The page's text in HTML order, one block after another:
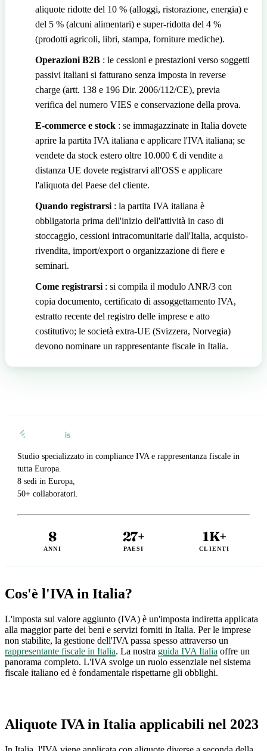
aliquote ridotte del 10 % (alloggi, ristorazione, energia) e
del 5 % (alcuni alimentari) e super-ridotta del 4 %
(prodotti agricoli, libri, stampa, forniture mediche).
Operazioni B2B : le cessioni e prestazioni verso soggetti
passivi italiani si fatturano senza imposta in reverse
charge (artt. 138 e 196 Dir. 2006/112/CE), previa
verifica del numero VIES e conservazione della prova.
E-commerce e stock : se immagazzinate in Italia dovete
aprire la partita IVA italiana e applicare l'IVA italiana; se
vendete da stock estero oltre 10.000 € di vendite a
distanza UE dovete registrarvi all'OSS e applicare
l'aliquota del Paese del cliente.
Quando registrarsi : la partita IVA italiana è
obbligatoria prima dell'inizio dell'attività in caso di
stoccaggio, cessioni intracomunitarie dall'Italia, acquisto-
rivendita, import/export o organizzazione di fiere e
seminari.
Come registrarsi : si compila il modulo ANR/3 con
copia documento, certificato di assoggettamento IVA,
estratto recente del registro delle imprese e atto
costitutivo; le società extra-UE (Svizzera, Norvegia)
devono nominare un rappresentante fiscale in Italia.
Studio specializzato in compliance IVA e rappresentanza fiscale in
tutta Europa.
8 sedi in Europa,
50+ collaboratori.
8
ANNI
27+
PAESI
1K+
CLIENTI
Cos'è l'IVA in Italia?
L'imposta sul valore aggiunto (IVA) è un'imposta indiretta applicata
alla maggior parte dei beni e servizi forniti in Italia. Per le imprese
non stabilite, la gestione dell'IVA passa spesso attraverso un
rappresentante fiscale in Italia. La nostra guida IVA Italia offre un
panorama completo. L'IVA svolge un ruolo essenziale nel sistema
fiscale italiano ed è fondamentale rispettarne gli obblighi.
Aliquote IVA in Italia applicabili nel 2023